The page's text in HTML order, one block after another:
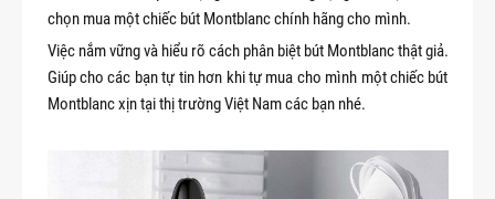
chọn mua một chiếc bút Montblanc chính hãng cho mình.
Việc nắm vững và hiểu rõ cách phân biệt bút Montblanc thật giả.
Giúp cho các bạn tự tin hơn khi tự mua cho mình một chiếc bút
Montblanc xịn tại thị trường Việt Nam các bạn nhé.